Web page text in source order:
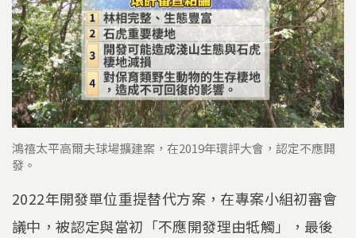
鴻禧太平高爾夫球場擴建案，在2019年環評大會，認定不應開
發。
2022年開發單位重提替代方案，在專案小組初審會
議中，被認定與當初「不應開發理由牴觸」，最後